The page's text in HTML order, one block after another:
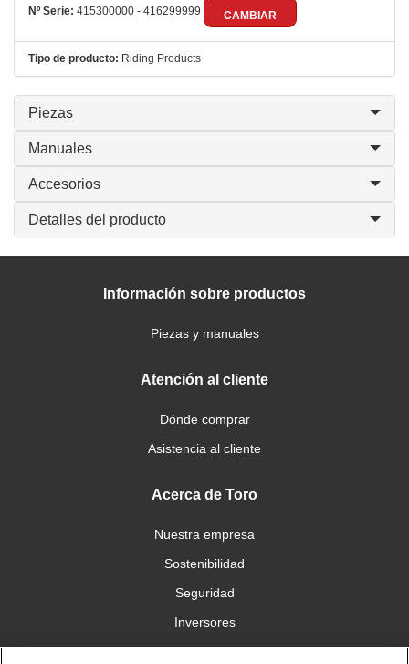
Nº Serie: 415300000 - 416299999 CAMBIAR
Tipo de producto: Riding Products
Piezas
Manuales
Accesorios
Detalles del producto
Información sobre productos
Piezas y manuales
Atención al cliente
Dónde comprar
Asistencia al cliente
Acerca de Toro
Nuestra empresa
Sostenibilidad
Seguridad
Inversores
Trabajo